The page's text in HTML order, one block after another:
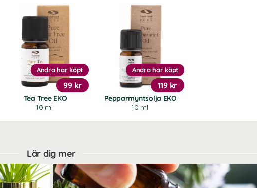
Tea Tree EKO
10 ml
Andra har köpt
99 kr
Pepparmyntsolja EKO
10 ml
Andra har köpt
119 kr
Lär dig mer